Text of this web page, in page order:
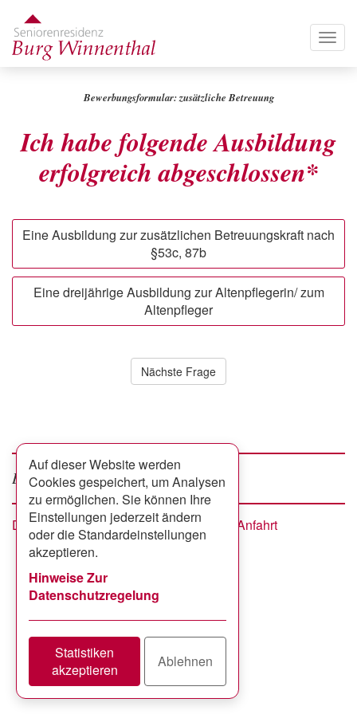
zum
Inhalt
Bewerbungsformular: zusätzliche Betreuung
Ich habe folgende Ausbildung
erfolgreich abgeschlossen*
Eine Ausbildung zur zusätzlichen Betreuungskraft nach
§53c, 87b
Eine dreijährige Ausbildung zur Altenpflegerin/ zum
Altenpfleger
Nächste Frage
Besuchen Sie uns auf Facebookgoogle +
Footer
menu
Datenschutzerklärung Impressum Anfahrt
Auf dieser Website werden
Cookies gespeichert, um Analysen
zu ermöglichen. Sie können Ihre
Einstellungen jederzeit ändern
oder die Standardeinstellungen
akzeptieren.
Hinweise Zur
Datenschutzregelung
Statistiken
akzeptieren
Ablehnen